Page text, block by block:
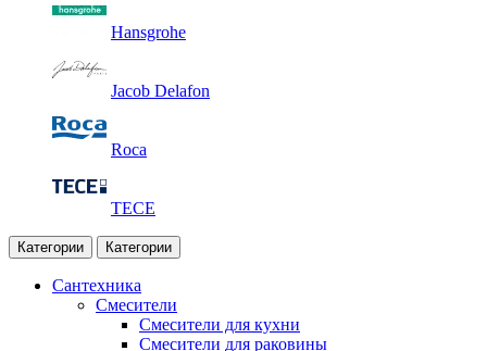
Hansgrohe
Jacob Delafon
Roca
TECE
Категории Категории
Сантехника
Смесители
Смесители для кухни
Смесители для раковины